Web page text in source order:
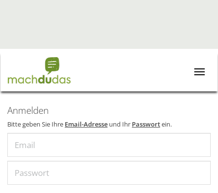
Toggle
Anmelden
Bitte geben Sie Ihre Email-Adresse und Ihr Passwortein.